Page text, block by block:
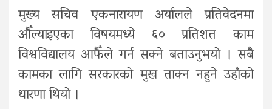
मुख्य सचिव एकनारायण अर्यालले प्रतिवेदनमा
औँल्याइएका विषयमध्ये ६० प्रतिशत काम
विश्वविद्यालय आफैँले गर्न सक्ने बताउनुभयो । सबै
कामका लागि सरकारको मुख ताक्न नहुने उहाँको
धारणा थियो ।